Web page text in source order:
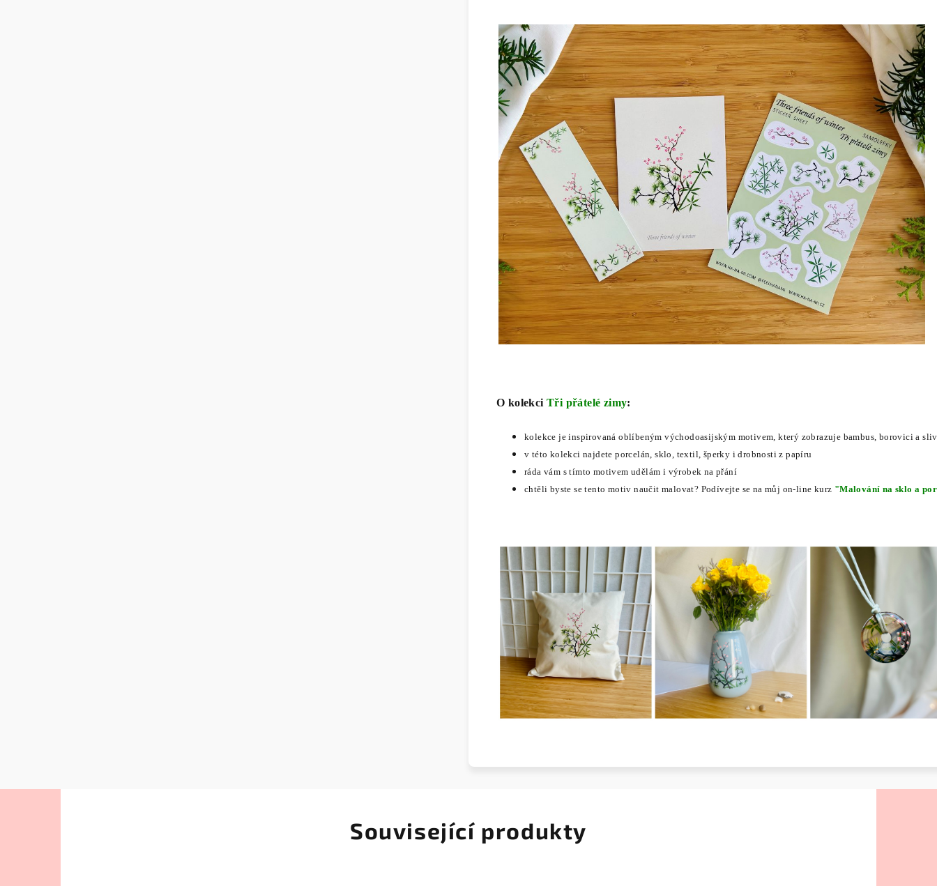
O kolekci Tři přátelé zimy:
kolekce je inspirovaná oblíbeným východoasijským motivem, který zobrazuje bambus, borovici a
v této kolekci najdete porcelán, sklo, textil, šperky i drobnosti z papíru
ráda vám s tímto motivem udělám i výrobek na přání
chtěli byste se tento motiv naučit malovat? Podívejte se na můj on-line kurz "Malování na sklo a
Související produkty